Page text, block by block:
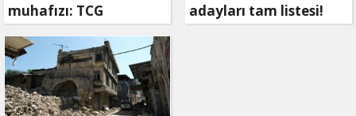
muhafızı: TCG
Anadolu!
adayları tam listesi!